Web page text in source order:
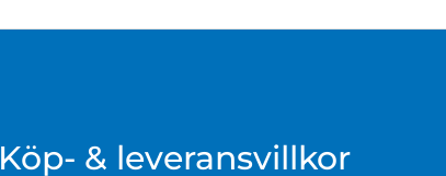
Köp- & leveransvillkor